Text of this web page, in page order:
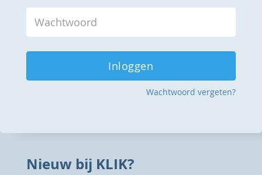
Inloggen
Wachtwoord vergeten?
Nieuw bij KLIK?